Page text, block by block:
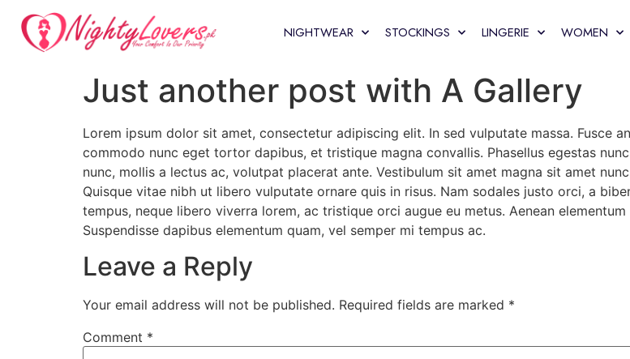
NIGHTWEAR STOCKINGS LINGERIE WOMEN
Just another post with A Gallery
Lorem ipsum dolor sit amet, consectetur adipiscing elit. In sed vulputate massa. Fusce
commodo nunc eget tortor dapibus, et tristique magna convallis. Phasellus egestas
nunc, mollis a lectus ac, volutpat placerat ante. Vestibulum sit amet magna sit amet
Quisque vitae nibh ut libero vulputate ornare quis in risus. Nam sodales justo orci, a
tempus, neque libero viverra lorem, ac tristique orci augue eu metus. Aenean
Suspendisse dapibus elementum quam, vel semper mi tempus ac.
Leave a Reply
Your email address will not be published. Required fields are marked *
Comment *